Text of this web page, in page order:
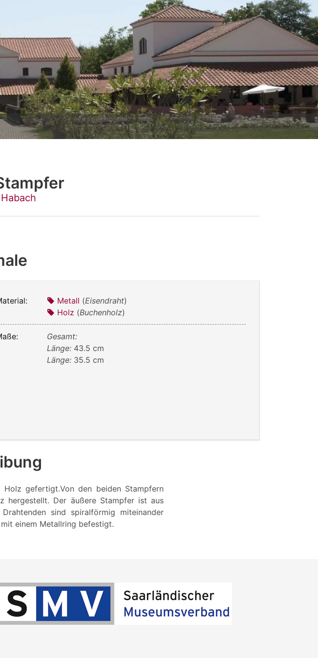
Metall (Eisendraht)
Holz (Buchenholz)
Gesamt:
Länge: 43.5 cm
Länge: 35.5 cm
gefertigt.Von den beiden Stampfern
hergestellt. Der äußere Stampfer ist aus
sind spiralförmig miteinander
einem Metallring befestigt.